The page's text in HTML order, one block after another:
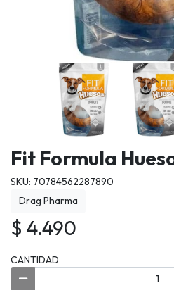
Fit Formula
SKU: 70784562287890
Drag Pharma
$ 4.490
CANTIDAD